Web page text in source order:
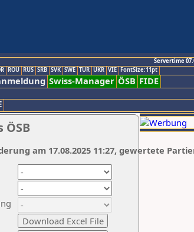
Servertime
ROU RUS SRB SVK SWE TUR UKR VIE FontSize:11pt
Swiss-Manager ÖSB FIDE
am 17.08.2025 11:27, gewertete